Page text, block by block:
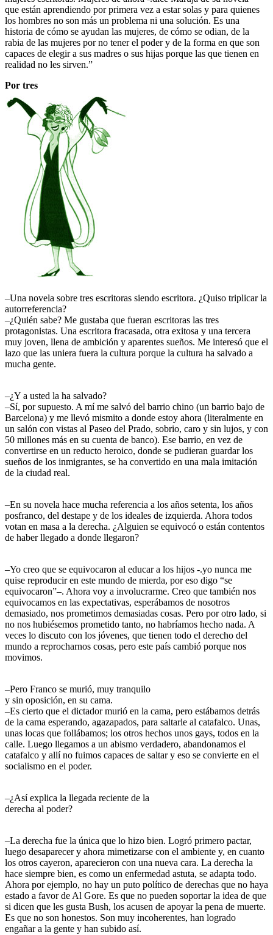
que están aprendiendo por primera vez a estar solas y para quienes
los hombres no son más un problema ni una solución. Es una
historia de cómo se ayudan las mujeres, de cómo se odian, de la
rabia de las mujeres por no tener el poder y de la forma en que son
capaces de elegir a sus madres o sus hijas porque las que tienen en
realidad no les sirven.”
Por tres
–Una novela sobre tres escritoras siendo escritora. ¿Quiso triplicar la
autorreferencia?
–¿Quién sabe? Me gustaba que fueran escritoras las tres
protagonistas. Una escritora fracasada, otra exitosa y una tercera
muy joven, llena de ambición y aparentes sueños. Me interesó que el
lazo que las uniera fuera la cultura porque la cultura ha salvado a
mucha gente.
–¿Y a usted la ha salvado?
–Sí, por supuesto. A mí me salvó del barrio chino (un barrio bajo de
Barcelona) y me llevó mismito a donde estoy ahora (literalmente en
un salón con vistas al Paseo del Prado, sobrio, caro y sin lujos, y con
50 millones más en su cuenta de banco). Ese barrio, en vez de
convertirse en un reducto heroico, donde se pudieran guardar los
sueños de los inmigrantes, se ha convertido en una mala imitación
de la ciudad real.
–En su novela hace mucha referencia a los años setenta, los años
posfranco, del destape y de los ideales de izquierda. Ahora todos
votan en masa a la derecha. ¿Alguien se equivocó o están contentos
de haber llegado a donde llegaron?
–Yo creo que se equivocaron al educar a los hijos -.yo nunca me
quise reproducir en este mundo de mierda, por eso digo “se
equivocaron”–. Ahora voy a involucrarme. Creo que también nos
equivocamos en las expectativas, esperábamos de nosotros
demasiado, nos prometimos demasiadas cosas. Pero por otro lado, si
no nos hubiésemos prometido tanto, no habríamos hecho nada. A
veces lo discuto con los jóvenes, que tienen todo el derecho del
mundo a reprocharnos cosas, pero este país cambió porque nos
movimos.
–Pero Franco se murió, muy tranquilo
y sin oposición, en su cama.
–Es cierto que el dictador murió en la cama, pero estábamos detrás
de la cama esperando, agazapados, para saltarle al catafalco. Unas,
unas locas que follábamos; los otros hechos unos gays, todos en la
calle. Luego llegamos a un abismo verdadero, abandonamos el
catafalco y allí no fuimos capaces de saltar y eso se convierte en el
socialismo en el poder.
–¿Así explica la llegada reciente de la
derecha al poder?
–La derecha fue la única que lo hizo bien. Logró primero pactar,
luego desaparecer y ahora mimetizarse con el ambiente y, en cuanto
los otros cayeron, aparecieron con una nueva cara. La derecha la
hace siempre bien, es como un enfermedad astuta, se adapta todo.
Ahora por ejemplo, no hay un puto político de derechas que no haya
estado a favor de Al Gore. Es que no pueden soportar la idea de que
si dicen que les gusta Bush, los acusen de apoyar la pena de muerte.
Es que no son honestos. Son muy incoherentes, han logrado
engañar a la gente y han subido así.